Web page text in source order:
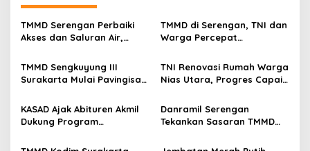
a
v
g
a
t
i
o
TMMD Serengan Perbaiki
Akses dan Saluran Air,
TMMD di Serengan, TNI dan
Warga Percepat
TMMD Sengkuyung III
Surakarta Mulai Pavingisasi
TNI Renovasi Rumah Warga
Nias Utara, Progres Capai
KASAD Ajak Abituren Akmil
Dukung Program
Danramil Serengan
Tekankan Sasaran TMMD